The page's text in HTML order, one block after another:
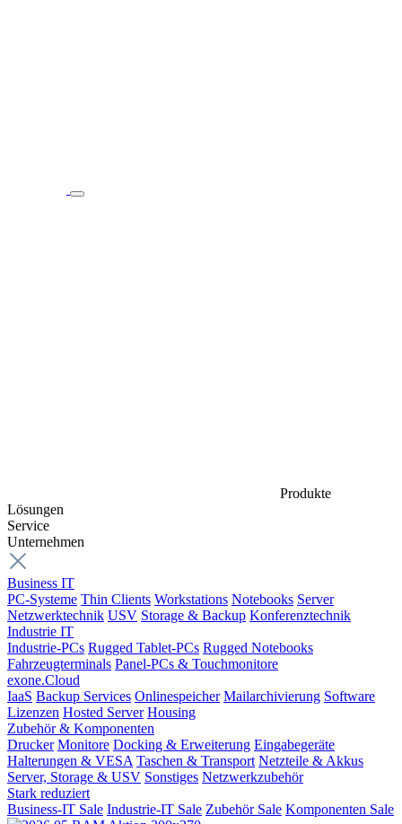
Produkte
Lösungen
Service
Unternehmen
Business IT
PC-Systeme Thin Clients Workstations Notebooks Server
Netzwerktechnik USV Storage & Backup Konferenztechnik
Industrie IT
Industrie-PCs Rugged Tablet-PCs Rugged Notebooks
Fahrzeugterminals Panel-PCs & Touchmonitore
exone.Cloud
IaaS Backup Services Onlinespeicher Mailarchivierung Software
Lizenzen Hosted Server Housing
Zubehör & Komponenten
Drucker Monitore Docking & Erweiterung Eingabegeräte
Halterungen & VESA Taschen & Transport Netzteile & Akkus
Server, Storage & USV Sonstiges Netzwerkzubehör
Stark reduziert
Business-IT Sale Industrie-IT Sale Zubehör Sale Komponenten Sale